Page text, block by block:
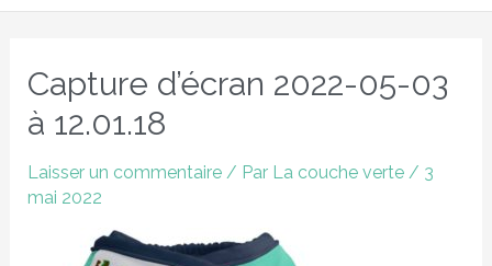
Capture d’écran 2022-05-03
à 12.01.18
Laisser un commentaire / Par La couche verte / 3
mai 2022
articles